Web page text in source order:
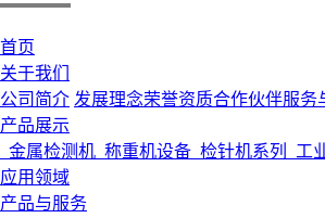
首页
关于我们
公司简介 发展理念荣誉资质合作伙伴服务
产品展示
金属检测机 称重机设备 检针机系列 工
应用领域
产品与服务